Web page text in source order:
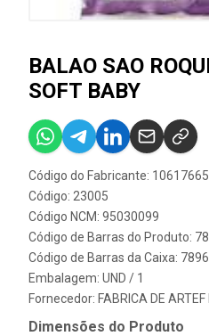
BALAO SAO
SOFT BABY
Código do Fabricante:
Código: 23005
Código NCM: 95030099
Código de Barras do Produto:
Código de Barras da Caixa:
Embalagem: UND / 1
Fornecedor: FABRICA DE
Dimensões do Produto